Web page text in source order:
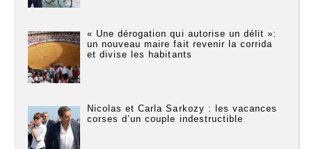
« Une dérogation qui autorise un délit »:
un nouveau maire fait revenir la corrida
et divise les habitants
Nicolas et Carla Sarkozy : les vacances
corses d’un couple indestructible